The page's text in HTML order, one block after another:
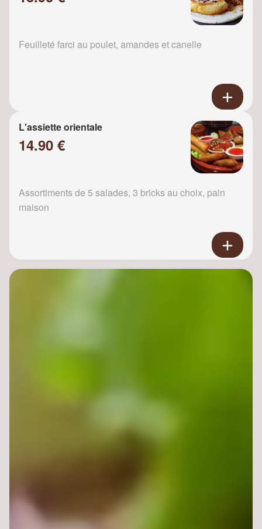
Feuilleté farci au poulet, amandes et canelle
L'assiette orientale
14.90 €
Assortiments de 5 salades, 3 bricks au choix, pain
maison